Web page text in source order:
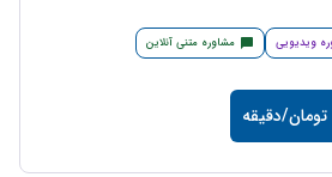
ویدیویی
مشاوره متنی آنلاین